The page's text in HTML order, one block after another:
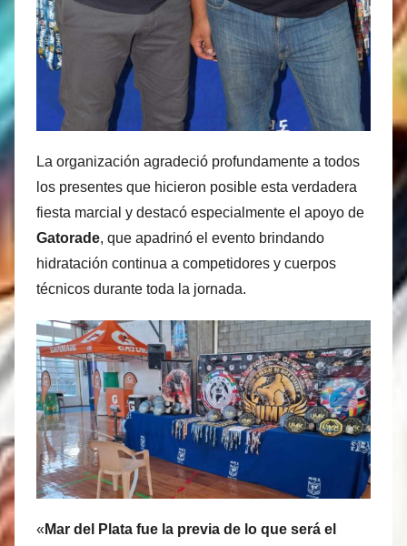
La organización agradeció profundamente a todos
los presentes que hicieron posible esta verdadera
fiesta marcial y destacó especialmente el apoyo de
Gatorade, que apadrinó el evento brindando
hidratación continua a competidores y cuerpos
técnicos durante toda la jornada.
« Mar del Plata fue la previa de lo que será el